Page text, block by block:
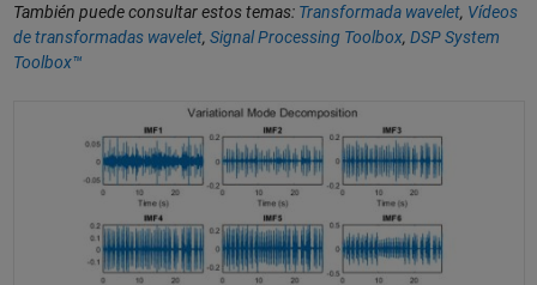
También puede consultar estos temas: Transformada wavelet, Vídeos
de transformadas wavelet, Signal Processing Toolbox, DSP System
Toolbox™